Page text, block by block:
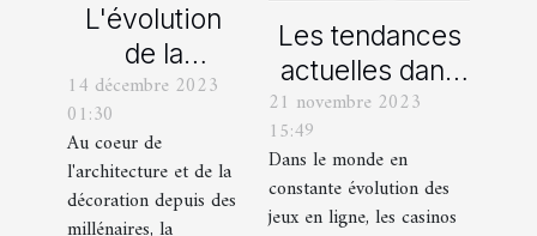
L'évolution
de la
ferronnerie
d'art à travers
les siècles
14 décembre 2023
01:30
Au coeur de
l'architecture et de la
décoration depuis des
Les tendances
actuelles dans
les offres
promotionnelles
des casinos en
ligne
21 novembre 2023
15:49
Dans le monde en
constante évolution des
jeux en ligne, les casinos